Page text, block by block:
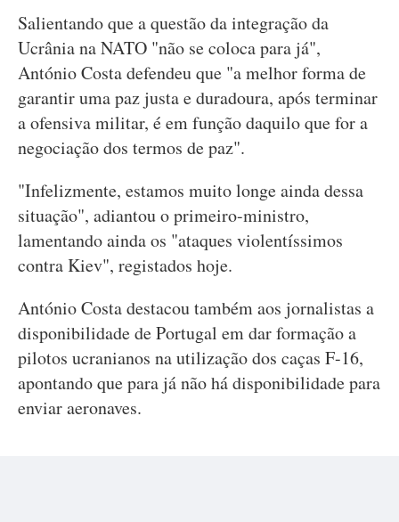
Salientando que a questão da integração da
Ucrânia na NATO "não se coloca para já",
António Costa defendeu que "a melhor forma de
garantir uma paz justa e duradoura, após terminar
a ofensiva militar, é em função daquilo que for a
negociação dos termos de paz".
"Infelizmente, estamos muito longe ainda dessa
situação", adiantou o primeiro-ministro,
lamentando ainda os "ataques violentíssimos
contra Kiev", registados hoje.
António Costa destacou também aos jornalistas a
disponibilidade de Portugal em dar formação a
pilotos ucranianos na utilização dos caças F-16,
apontando que para já não há disponibilidade para
enviar aeronaves.